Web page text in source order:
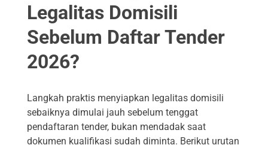
Legalitas Domisili
Sebelum Daftar Tender
2026?
Langkah praktis menyiapkan legalitas domisili
sebaiknya dimulai jauh sebelum tenggat
pendaftaran tender, bukan mendadak saat
dokumen kualifikasi sudah diminta. Berikut urutan